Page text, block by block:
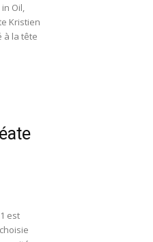
Oil,
Kristien
à la tête
est